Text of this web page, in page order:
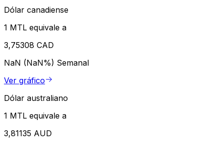
Dólar canadiense
1 MTL equivale a
3,75308 CAD
NaN (NaN%) Semanal
Ver gráfico
Dólar australiano
1 MTL equivale a
3,81135 AUD